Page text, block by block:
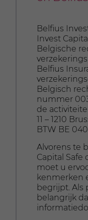
Belfius
Invest Capital
Belgische
Belfius
Belgisch
nummer
de
11 – 1210
BTW BE
Alvorens te
Capital Safe
moet u
kenmerken
begrijpt. Als
belangrijk